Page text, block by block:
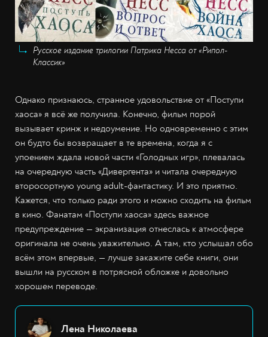
Русское издание трилогии Патрика Несса от «Рипол-
Классик»
Однако признаюсь, странное удовольствие от «Поступи
хаоса» я всё же получила. Конечно, фильм порой
вызывает кринж и недоумение. Но одновременно с этим
он будто бы возвращает в те времена, когда я с
упоением ждала новой части «Голодных игр», плевалась
на очередную часть «Дивергента» и читала очередную
второсортную young adult-фантастику. И это приятно.
Кажется, что только ради этого и можно сходить на фильм
в кино. Фанатам «Поступи хаоса» здесь важное
предупреждение — экранизация отнеслась к атмосфере
оригинала не очень уважительно. А там, кто услышал обо
всём этом впервые, — лучше закажите себе книги, они
вышли на русском в потрясной обложке и довольно
хорошем переводе.
Лена Николаева